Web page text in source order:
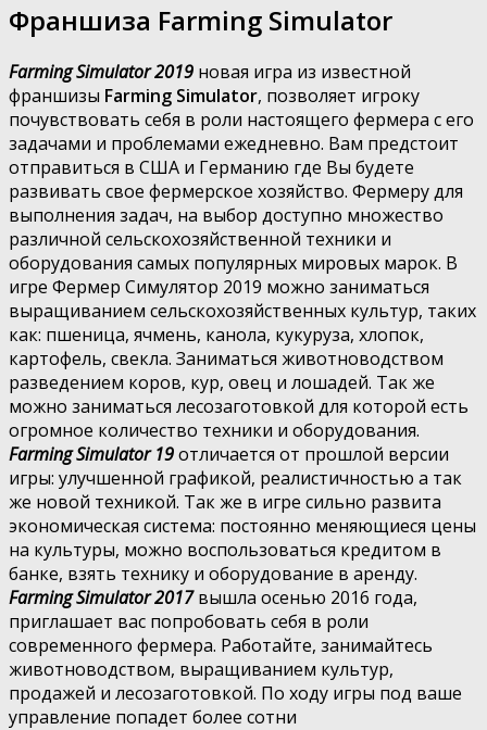
Франшиза Farming Simulator
Farming Simulator 2019 новая игра из известной
франшизы Farming Simulator, позволяет игроку
почувствовать себя в роли настоящего фермера с его
задачами и проблемами ежедневно. Вам предстоит
отправиться в США и Германию где Вы будете
развивать свое фермерское хозяйство. Фермеру для
выполнения задач, на выбор доступно множество
различной сельскохозяйственной техники и
оборудования самых популярных мировых марок. В
игре Фермер Симулятор 2019 можно заниматься
выращиванием сельскохозяйственных культур, таких
как: пшеница, ячмень, канола, кукуруза, хлопок,
картофель, свекла. Заниматься животноводством
разведением коров, кур, овец и лошадей. Так же
можно заниматься лесозаготовкой для которой есть
огромное количество техники и оборудования.
Farming Simulator 19отличается от прошлой версии
игры: улучшенной графикой, реалистичностью а так
же новой техникой. Так же в игре сильно развита
экономическая система: постоянно меняющиеся цены
на культуры, можно воспользоваться кредитом в
банке, взять технику и оборудование в аренду.
Farming Simulator 2017вышла осенью 2016 года,
приглашает вас попробовать себя в роли
современного фермера. Работайте, занимайтесь
животноводством, выращиванием культур,
продажей и лесозаготовкой. По ходу игры под ваше
управление попадет более сотни